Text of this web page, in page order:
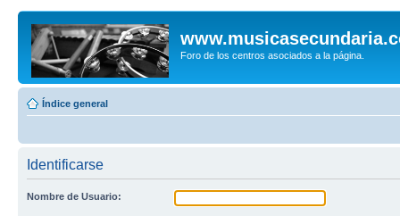
Foro de los centros asociados a la página.
Índice general
Identificarse
Nombre de Usuario: